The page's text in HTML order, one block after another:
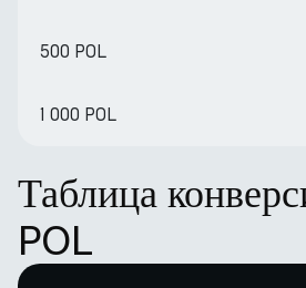
500 POL
1 000 POL
Таблица
POL